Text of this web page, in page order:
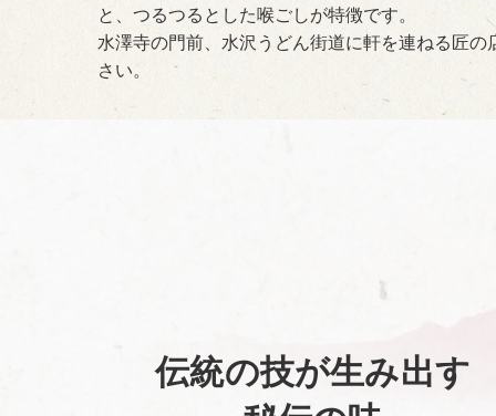
と、つるつるとした喉ごしが特徴です。
水澤寺の門前、水沢うどん街道に軒を連ねる匠
さい。
伝統の技が生み出す